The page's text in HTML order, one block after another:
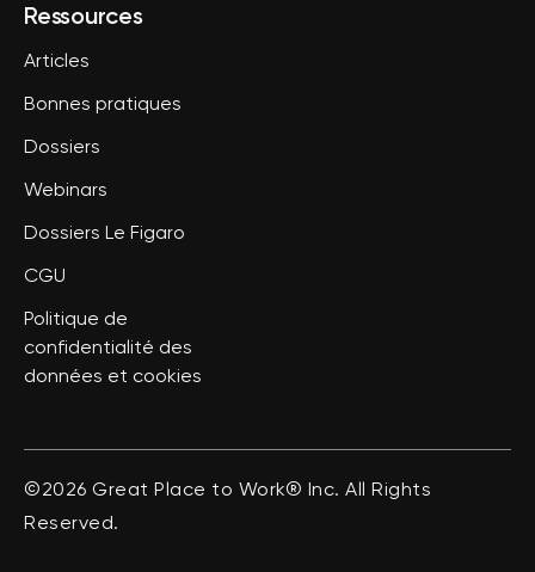
Ressources
Articles
Bonnes pratiques
Dossiers
Webinars
Dossiers Le Figaro
CGU
Politique de
confidentialité des
données et cookies
©2026 Great Place to Work® Inc. All Rights
Reserved.